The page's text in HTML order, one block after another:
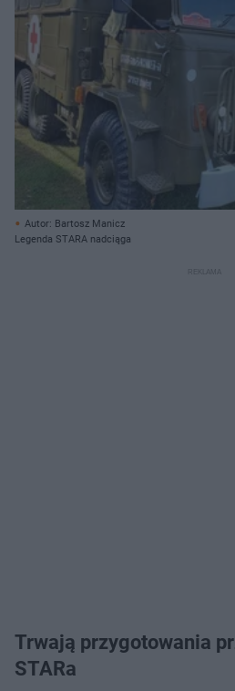
Autor: Bartosz Manicz
Legenda STARA nadciąga
Trwają przygotowania
STARa